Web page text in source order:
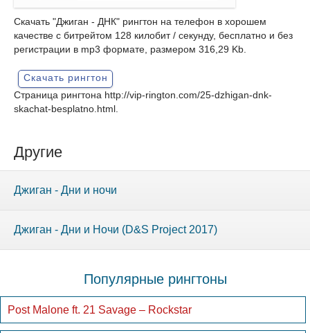
Скачать "Джиган - ДНК" рингтон на телефон в хорошем
качестве с битрейтом 128 килобит / секунду, бесплатно и без
регистрации в mp3 формате, размером 316,29 Kb.
Скачать рингтон
Страница рингтона http://vip-rington.com/25-dzhigan-dnk-
skachat-besplatno.html
Другие
Джиган - Дни и ночи
Джиган - Дни и Ночи (D&S Project 2017)
Популярные рингтоны
Post Malone ft. 21 Savage – Rockstar